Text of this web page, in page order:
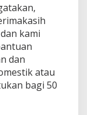
kami
dan
atau
bagi 50